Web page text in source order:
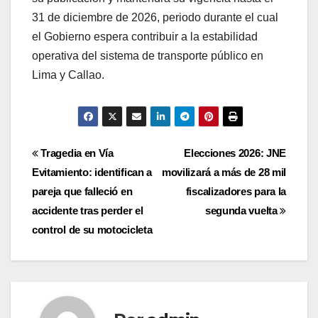
31 de diciembre de 2026, periodo durante el cual
el Gobierno espera contribuir a la estabilidad
operativa del sistema de transporte público en
Lima y Callao.
Navegación
de
entradas
Elecciones 2026: JNE
movilizará a más de 28 mil
fiscalizadores para la
segunda vuelta
Tragedia en Vía
Evitamiento: identifican a
pareja que falleció en
accidente tras perder el
control de su motocicleta